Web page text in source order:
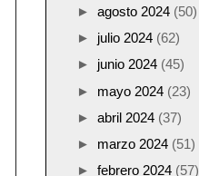
► agosto 2024 (50)
► julio 2024 (62)
► junio 2024 (45)
► mayo 2024 (23)
► abril 2024 (37)
► marzo 2024 (51)
► febrero 2024 (57)